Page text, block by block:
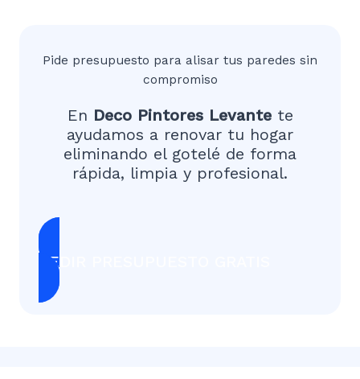
Pide presupuesto para alisar tus paredes sin
compromiso
En Deco Pintores Levantete
ayudamos a renovar tu hogar
eliminando el gotelé de forma
rápida, limpia y profesional.
PEDIR PRESUPUESTO GRATIS